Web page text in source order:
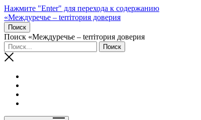
Нажмите "Enter" для перехода к содержанию
«Междуречье – terriтория доверия
Поиск
Поиск «Междуречье – terriтория доверия